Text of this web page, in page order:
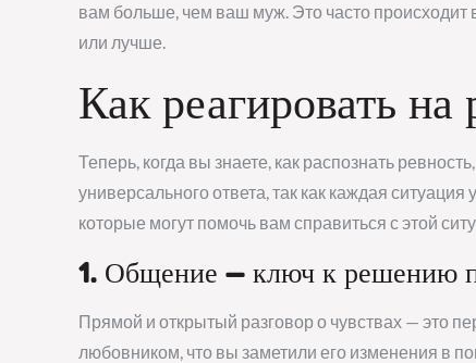
вам больше, чем ваш муж. Это часто происходит
или лучше.
Как реагировать
Теперь, когда вы знаете, как распознать
универсального ответа, так как каждая
которые могут помочь вам справиться с этой
1. Общение — ключ к решению
Прямой и открытый разговор о чувствах — это
любовником, что вы заметили его изменения в